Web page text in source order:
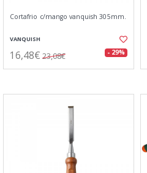
Cortafrio c/mango vanquish 305mm.
VANQUISH
16,48€ 23,08€ - 29%